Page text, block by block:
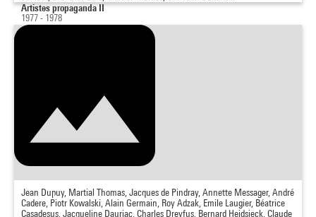
Artistes propaganda II
1977 - 1978
Jean Dupuy, Martial Thomas, Jacques de Pindray, Annette Messager, André
Cadere, Piotr Kowalski, Alain Germain, Roy Adzak, Emile Laugier, Béatrice
Casadesus, Jacqueline Dauriac, Charles Dreyfus, Bernard Heidsieck, Claude